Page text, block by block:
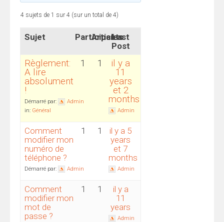
4 sujets de 1 sur 4 (sur un total de 4)
Sujet Participants
Articles
Last
Post
Règlement:
A lire
absolument
!
Démarré par:
Admin
in: Général
1 1
il y a
11
years
et 2
months
Admin
Comment
modifier mon
numéro de
téléphone ?
Démarré par: Admin
1 1
il y a 5
years
et 7
months
Admin
Comment
modifier mon
mot de
passe ?
1 1
il y a
11
years
Admin